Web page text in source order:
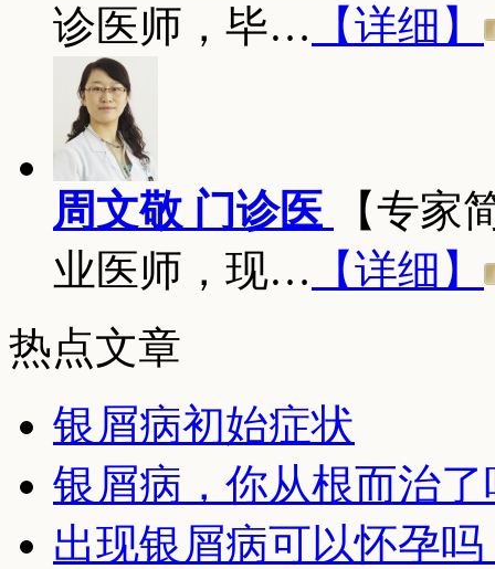
诊医师，毕… 【详细】
周文敬 门诊医
【专家
业医师，现… 【详细】
热点文章
银屑病初始症状
银屑病，你从根而治了
出现银屑病可以怀孕吗